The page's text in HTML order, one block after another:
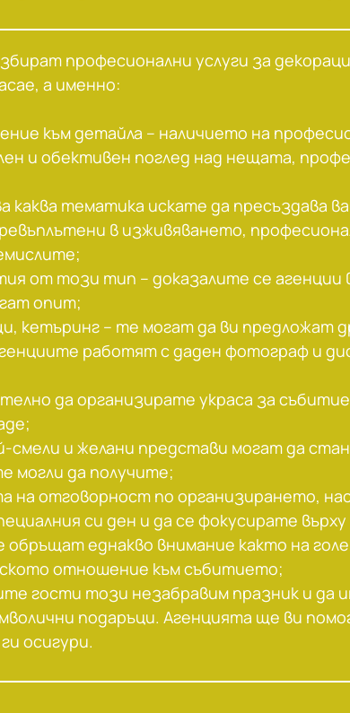
професионални услуги за
а именно:
към детайла – наличието на
и обективен поглед над нещата,
каква тематика искате да пресъздава
в изживяването,
от този тип – доказалите се агенции
опит;
кетъринг – те могат да ви предложат
работят с даден фотограф и
да организирате украса за
и желани представи могат да
могли да получите;
на отговорност по организирането,
си ден и да се фокусирате
еднакво внимание както на
отношение към събитието;
гости този незабравим празник и да
подаръци. Агенцията ще ви
осигури.